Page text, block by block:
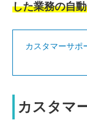
した業務の自
カスタマーサポ
カスタマ